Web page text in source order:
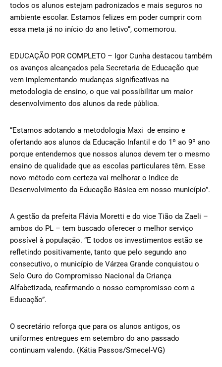
todos os alunos estejam padronizados e mais seguros no
ambiente escolar. Estamos felizes em poder cumprir com
essa meta já no início do ano letivo”, comemorou.
EDUCAÇÃO POR COMPLETO – Igor Cunha destacou também
os avanços alcançados pela Secretaria de Educação que
vem implementando mudanças significativas na
metodologia de ensino, o que vai possibilitar um maior
desenvolvimento dos alunos da rede pública.
“Estamos adotando a metodologia Maxi de ensino e
ofertando aos alunos da Educação Infantil e do 1º ao 9º ano
porque entendemos que nossos alunos devem ter o mesmo
ensino de qualidade que as escolas particulares têm. Esse
novo método com certeza vai melhorar o Indice de
Desenvolvimento da Educação Básica em nosso município”.
A gestão da prefeita Flávia Moretti e do vice Tião da Zaeli –
ambos do PL – tem buscado oferecer o melhor serviço
possível à população. “E todos os investimentos estão se
refletindo positivamente, tanto que pelo segundo ano
consecutivo, o município de Várzea Grande conquistou o
Selo Ouro do Compromisso Nacional da Criança
Alfabetizada, reafirmando o nosso compromisso com a
Educação”.
O secretário reforça que para os alunos antigos, os
uniformes entregues em setembro do ano passado
continuam valendo. (Kátia Passos/Smecel-VG)